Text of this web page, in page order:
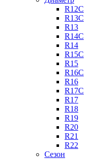
R12C
R13C
R13
R14C
R14
R15C
R15
R16C
R16
R17C
R17
R18
R19
R20
R21
R22
Сезон